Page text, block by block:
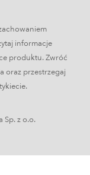
informacje
produktu. Zwróć
oraz przestrzegaj
Sp. z o.o.